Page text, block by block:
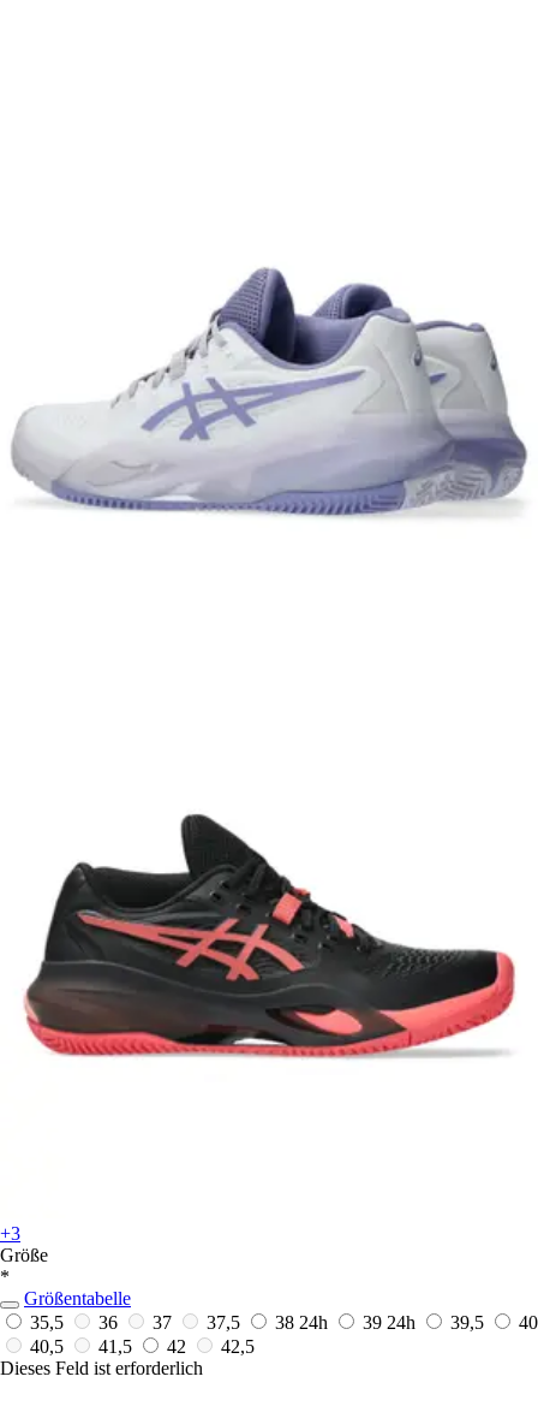
+3
Größe
*
Größentabelle
35,5
36 37 37,5 38 24h 39 24h 39,5
40
40,5
41,5 42
42,5
Dieses Feld ist erforderlich